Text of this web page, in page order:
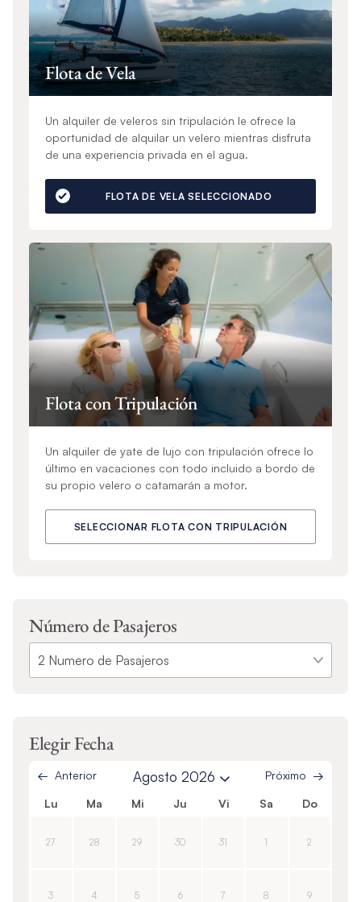
Flota de Vela
Un alquiler de veleros sin tripulación le ofrece la
oportunidad de alquilar un velero mientras disfruta
de una experiencia privada en el agua.
FLOTA DE VELA SELECCIONADO
Flota con Tripulación
Un alquiler de yate de lujo con tripulación ofrece lo
último en vacaciones con todo incluido a bordo de
su propio velero o catamarán a motor.
SELECCIONAR FLOTA CON TRIPULACIÓN
Número de Pasajeros
Elegir Fecha
Anterior Agosto 2026 Próximo
Lu Ma Mi Ju Vi Sa Do
27 28 29 30 31 1 2
3 4 5 6 7 8 9